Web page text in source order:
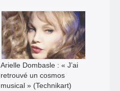
Arielle Dombasle : « J’ai
retrouvé un cosmos
musical » (Technikart)